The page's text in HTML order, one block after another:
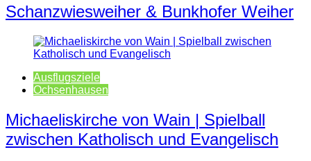
Schanzwiesweiher & Bunkhofer Weiher
Ausflugsziele
Ochsenhausen
Michaeliskirche von Wain | Spielball
zwischen Katholisch und Evangelisch